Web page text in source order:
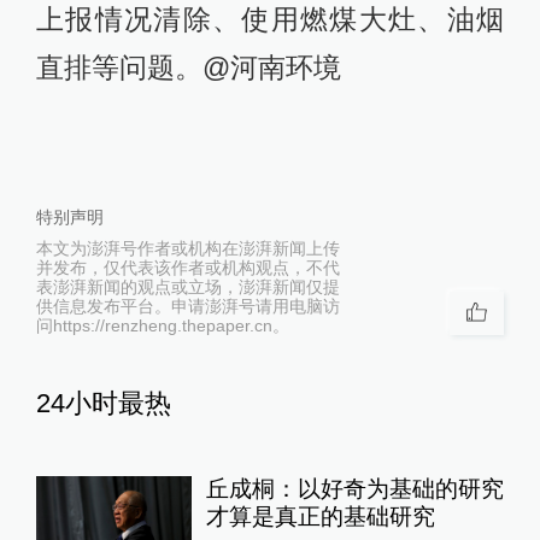
上报情况清除、使用燃煤大灶、油烟
直排等问题。@河南环境 ​​​​
特别声明
本文为澎湃号作者或机构在澎湃新闻上传
并发布，仅代表该作者或机构观点，不代
表澎湃新闻的观点或立场，澎湃新闻仅提
供信息发布平台。申请澎湃号请用电脑访
问https://renzheng.thepaper.cn。
24小时最热
丘成桐：以好奇为基础的研究
才算是真正的基础研究